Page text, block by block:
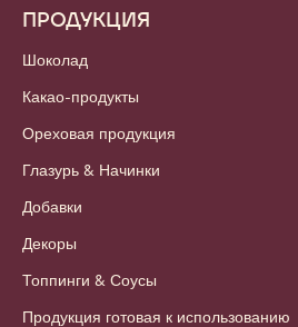
ПРОДУКЦИЯ
Шоколад
Какао-продукты
Ореховая продукция
Глазурь & Начинки
Добавки
Декоры
Топпинги & Соусы
Продукция готовая к использованию